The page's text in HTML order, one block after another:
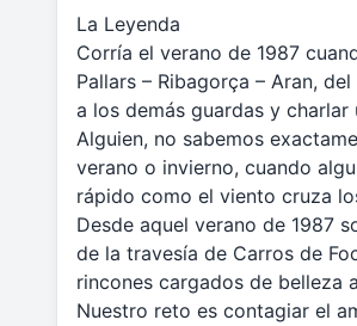
La Leyenda
Corría el verano de 1987
Pallars – Ribagorça – Aran,
a los demás guardas y charlar
Alguien, no sabemos
verano o invierno, cuando
rápido como el viento cruza
Desde aquel verano de 1987
de la travesía de Carros de
rincones cargados de belleza
Nuestro reto es contagiar el